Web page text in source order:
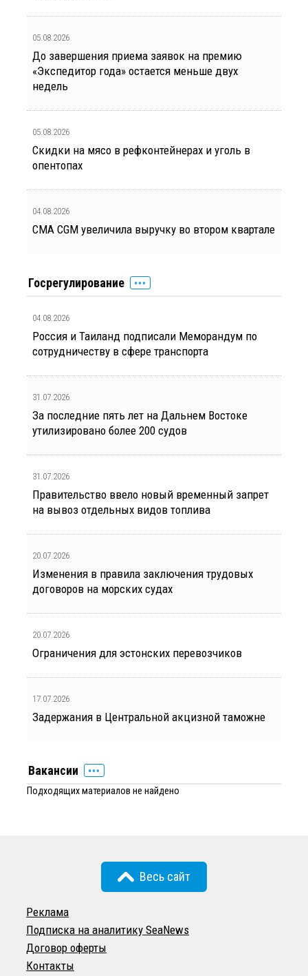
05.08.2026
До завершения приема заявок на премию
«Экспедитор года» остается меньше двух
недель
05.08.2026
Скидки на мясо в рефконтейнерах и уголь в
опентопах
04.08.2026
CMA CGM увеличила выручку во втором квартале
Госрегулирование
04.08.2026
Россия и Таиланд подписали Меморандум по
сотрудничеству в сфере транспорта
31.07.2026
За последние пять лет на Дальнем Востоке
утилизировано более 200 судов
31.07.2026
Правительство ввело новый временный запрет
на вывоз отдельных видов топлива
20.07.2026
Изменения в правила заключения трудовых
договоров на морских судах
20.07.2026
Ограничения для эстонских перевозчиков
17.07.2026
Задержания в Центральной акцизной таможне
Вакансии
Подходящих материалов не найдено
Весь сайт
Реклама
Подписка на аналитику SeaNews
Договор оферты
Контакты